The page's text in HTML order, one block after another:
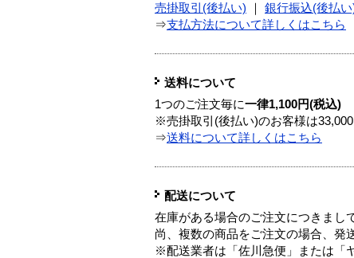
売掛取引(後払い) 銀行振込(後払い
⇒支払方法について詳しくはこちら
送料について
1つのご注文毎に一律1,100円(税込)
※売掛取引(後払い)のお客様は
⇒送料について詳しくはこちら
配送について
在庫がある場合のご注文につきまし
尚、複数の商品をご注文の場合、発
※配送業者は「佐川急便」または「